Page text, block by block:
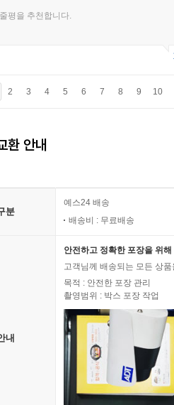
평을 추천합니다.
2 3 4 5 6 7 8 9 10
환 안내
분
예스24 배송
배송비 : 무료배송
내
안전하고 정확한 포장을 위
고객님께 배송되는 모든 상
목적 : 안전한 포장 관리
촬영범위 : 박스 포장 작업